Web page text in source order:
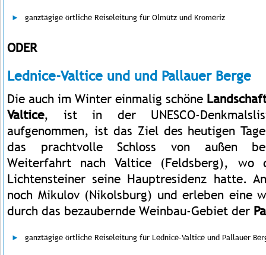
ganztägige örtliche Reiseleitung für Olmütz und Kromeriz
ODER
Lednice-Valtice und und Pallauer Berge
Die auch im Winter einmalig schöne
Valtice,
ist in der UNESCO-
aufgenommen, ist das Ziel des heutigen
das prachtvolle Schloss von außen
Weiterfahrt nach Valtice (Feldsberg), wo
Lichtensteiner seine Hauptresidenz hatte.
noch Mikulov (Nikolsburg) und erleben eine
durch das bezaubernde Weinbau-Gebiet der
ganztägige örtliche Reiseleitung für Lednice-Valtice und Pallauer